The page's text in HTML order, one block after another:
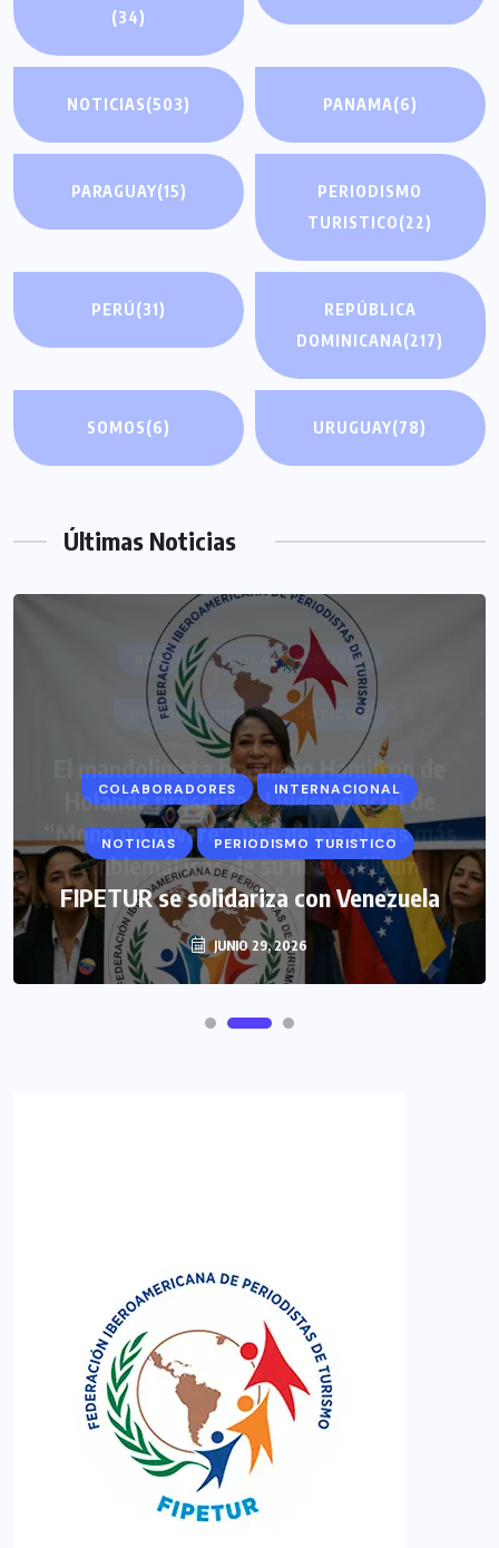
(34)
NOTICIAS(503) PANAMA(6)
PARAGUAY(15)
PERIODISMO
TURISTICO(22)
PERÚ(31)
REPÚBLICA
DOMINICANA(217)
SOMOS(6) URUGUAY(78)
Últimas Noticias
COLABORADORES INTERNACIONAL
NOTICIAS PERIODISMO TURISTICO
FIPETUR se solidariza con Venezuela
JUNIO 29, 2026